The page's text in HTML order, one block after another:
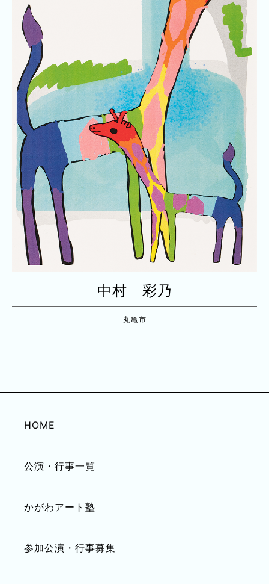
中村 彩乃
丸亀市
HOME
公演・行事一覧
かがわアート塾
参加公演・行事募集